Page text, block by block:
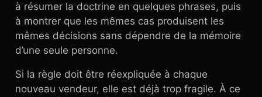
à résumer la doctrine en quelques phrases, puis
à montrer que les mêmes cas produisent les
mêmes décisions sans dépendre de la mémoire
d’une seule personne.
Si la règle doit être réexpliquée à chaque
nouveau vendeur, elle est déjà trop fragile. À ce